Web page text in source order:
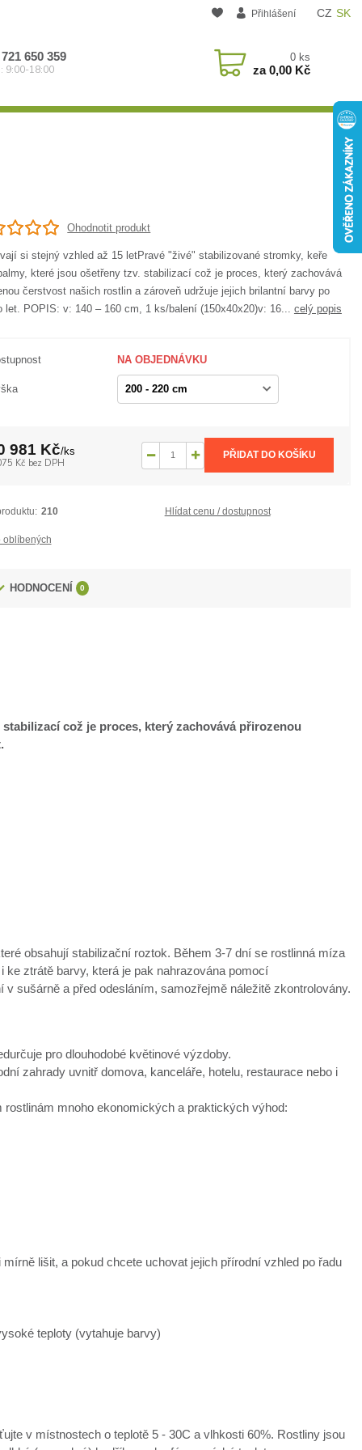
CZ SK
Přihlášení
650 359
9:00-18:00
0 ks
za0,00 Kč
Ohodnotit produkt
si stejný vzhled až 15 letPravé "živé" stabilizované stromky, keře
které jsou ošetřeny tzv. stabilizací což je proces, který zachovává
čerstvost našich rostlin a zároveň udržuje jejich brilantní barvy po
let. POPIS: v: 140 – 160 cm, 1 ks/balení (150x40x20)v: 16... celý popis
NA OBJEDNÁVKU
981 Kč/ks
Kč bez DPH
PŘIDAT DO KOŠÍKU
210 Hlídat cenu / dostupnost
oblíbených
HODNOCENÍ 0
což je proces, který zachovává přirozenou
obsahují stabilizační roztok. Během 3-7 dní se rostlinná míza
ztrátě barvy, která je pak nahrazována pomocí
sušárně a před odesláním, samozřejmě náležitě zkontrolovány.
pro dlouhodobé květinové výzdoby.
zahrady uvnitř domova, kanceláře, hotelu, restaurace nebo i
mnoho ekonomických a praktických výhod:
lišit, a pokud chcete uchovat jejich přírodní vzhled po řadu
teploty (vytahuje barvy)
v místnostech o teplotě 5 - 30C a vlhkosti 60%. Rostliny jsou